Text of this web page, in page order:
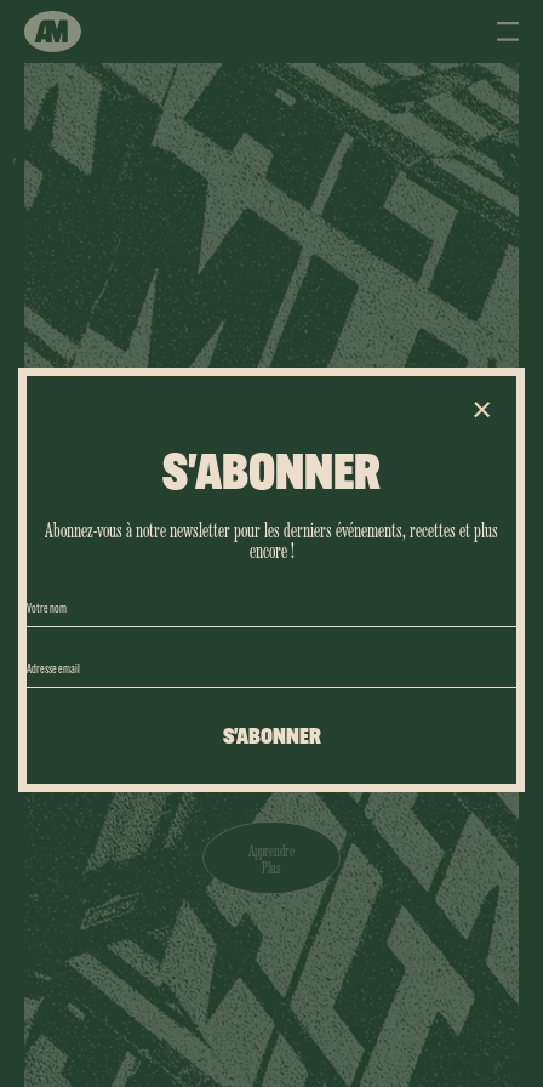
ALT
MLK
Apprendre
Plus
SÉLECTIONNEZ VOTRE LANGUE
langue
S'ABONNER
Abonnez-vous à notre newsletter pour les derniers événements, recettes et plus
encore !
S'ABONNER